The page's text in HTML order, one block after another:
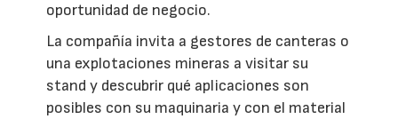
oportunidad de negocio.
La compañía invita a gestores de canteras o
una explotaciones mineras a visitar su
stand y descubrir qué aplicaciones son
posibles con su maquinaria y con el material